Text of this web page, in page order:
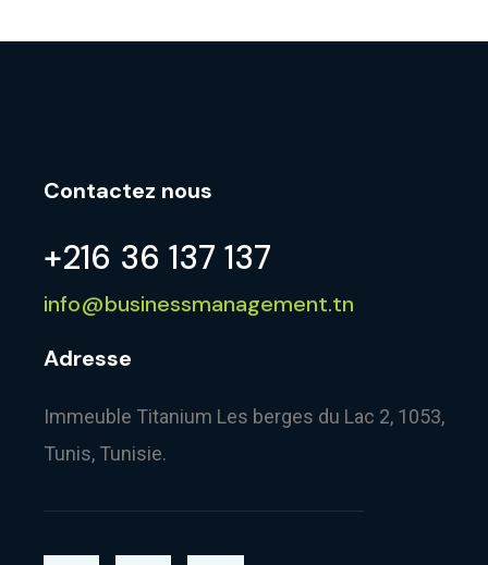
Contactez nous
+216 36 137 137
info@businessmanagement.tn
Adresse
Immeuble Titanium Les berges du Lac 2, 1053,
Tunis, Tunisie.